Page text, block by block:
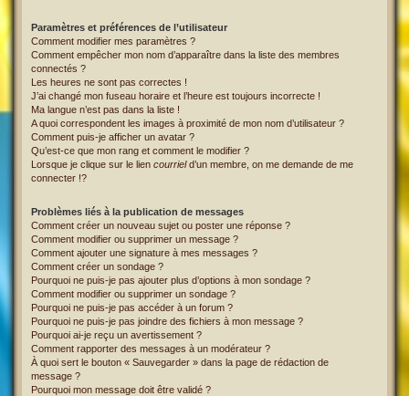
Paramètres et préférences de l’utilisateur
Comment modifier mes paramètres ?
Comment empêcher mon nom d’apparaître dans la liste des membres
connectés ?
Les heures ne sont pas correctes !
J’ai changé mon fuseau horaire et l’heure est toujours incorrecte !
Ma langue n’est pas dans la liste !
A quoi correspondent les images à proximité de mon nom d’utilisateur ?
Comment puis-je afficher un avatar ?
Qu’est-ce que mon rang et comment le modifier ?
Lorsque je clique sur le lien courrield’un membre, on me demande de me
connecter !?
Problèmes liés à la publication de messages
Comment créer un nouveau sujet ou poster une réponse ?
Comment modifier ou supprimer un message ?
Comment ajouter une signature à mes messages ?
Comment créer un sondage ?
Pourquoi ne puis-je pas ajouter plus d’options à mon sondage ?
Comment modifier ou supprimer un sondage ?
Pourquoi ne puis-je pas accéder à un forum ?
Pourquoi ne puis-je pas joindre des fichiers à mon message ?
Pourquoi ai-je reçu un avertissement ?
Comment rapporter des messages à un modérateur ?
À quoi sert le bouton « Sauvegarder » dans la page de rédaction de
message ?
Pourquoi mon message doit être validé ?